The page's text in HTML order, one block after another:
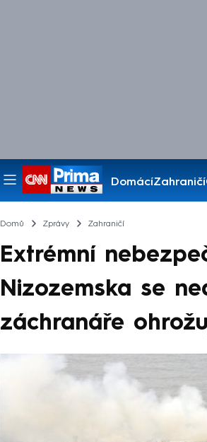
DomácíZahraničí
Pořady
Domů Zprávy Zahraničí
Extrémní
Nizozemska se
záchranáře